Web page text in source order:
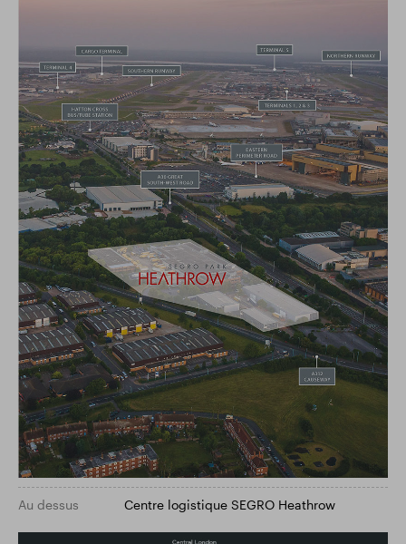
Au dessus Centre logistique SEGRO Heathrow